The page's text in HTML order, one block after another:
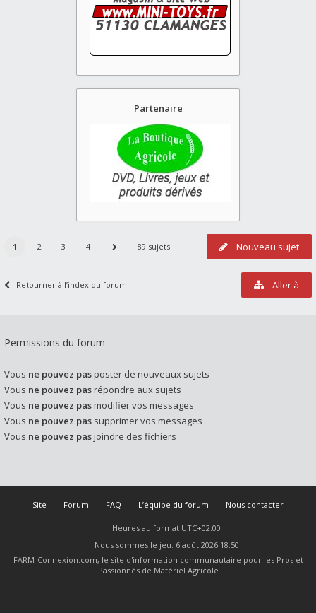
Partenaire
Nouveau sujet
1 2 3 4 89 sujets
Retourner à l’index du forum Aller à
Permissions du forum
Vous ne pouvez pasposter de nouveaux sujets
Vous ne pouvez pasrépondre aux sujets
Vous ne pouvez pasmodifier vos messages
Vous ne pouvez pas supprimer vos messages
Vous ne pouvez pasjoindre des fichiers
Site Forum FAQ L’équipe du forum Nous contacter
Heures au format UTC+02:00
Nous sommes le jeu. 6 août 2026 18:50
FARM-Connexion.com, le site d'information communautaire pour les Pros et
Passionnés de Matériel Agricole